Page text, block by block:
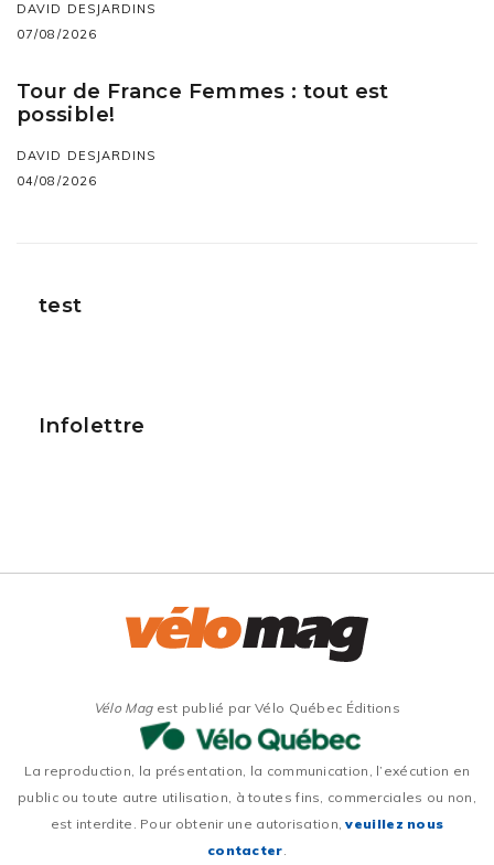
DAVID DESJARDINS
07/08/2026
Tour de France Femmes : tout est
possible!
DAVID DESJARDINS
04/08/2026
test
Infolettre
Vélo Magest publié par Vélo Québec Éditions
La reproduction, la présentation, la communication, l’exécution en
public ou toute autre utilisation, à toutes fins, commerciales ou non,
est interdite. Pour obtenir une autorisation,veuillez nous
contacter.